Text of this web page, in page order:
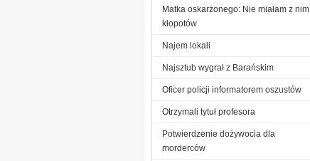
Matka oskarżonego: Nie miałam z nim
kłopotów
Najem lokali
Najsztub wygrał z Barańskim
Oficer policji informatorem oszustów
Otrzymali tytuł profesora
Potwierdzenie dożywocia dla
morderców